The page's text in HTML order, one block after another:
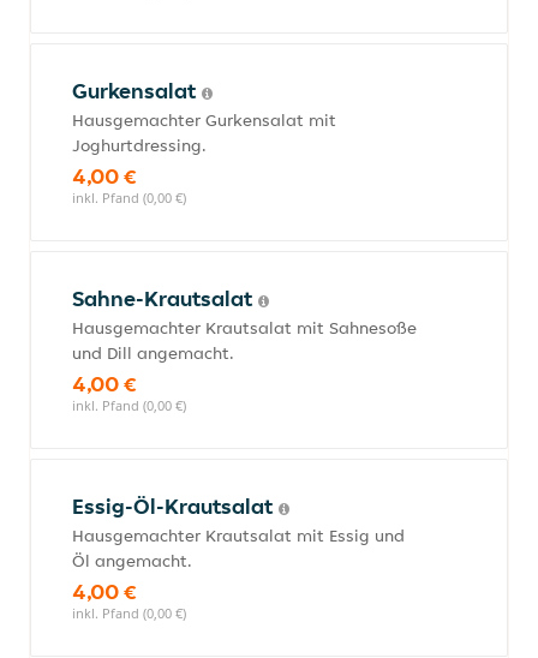
Gurkensalat
Hausgemachter Gurkensalat mit
Joghurtdressing.
4,00 €
inkl. Pfand (0,00 €)
Sahne-Krautsalat
Hausgemachter Krautsalat mit Sahnesoße
und Dill angemacht.
4,00 €
inkl. Pfand (0,00 €)
Essig-Öl-Krautsalat
Hausgemachter Krautsalat mit Essig und
Öl angemacht.
4,00 €
inkl. Pfand (0,00 €)